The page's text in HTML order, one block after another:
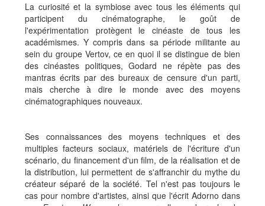
La curiosité et la symbiose avec tous les éléments qui
participent du cinématographe, le goût de
l'expérimentation protègent le cinéaste de tous les
académismes. Y compris dans sa période militante au
sein du groupe Vertov, ce en quoi il se distingue de bien
des cinéastes politiques, Godard ne répète pas des
mantras écrits par des bureaux de censure d'un parti,
mais cherche à dire le monde avec des moyens
cinématographiques nouveaux.
Ses connaissances des moyens techniques et des
multiples facteurs sociaux, matériels de l'écriture d'un
scénario, du financement d'un film, de la réalisation et de
la distribution, lui permettent de s'affranchir du mythe du
créateur séparé de la société. Tel n'est pas toujours le
cas pour nombre d'artistes, ainsi que l'écrit Adorno dans